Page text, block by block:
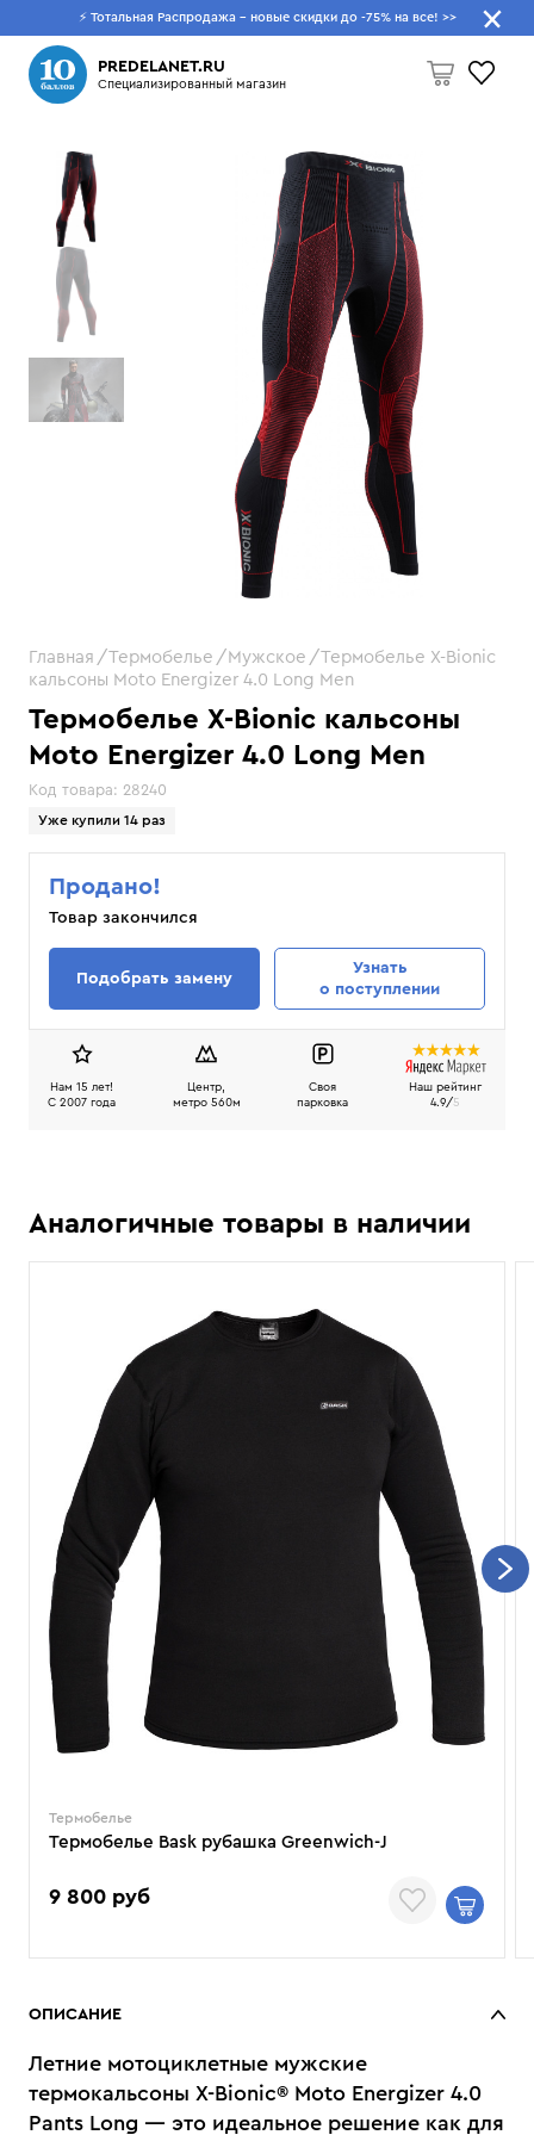
⚡ Тотальная Распродажа - новые скидки до -75% на все! >>
PREDELANET.RU
Специализированный магазин
Пусто
Что будем искать?
Термобелье X-Bionic кальсоны
Moto Energizer 4.0 Long Men
Код товара: 28240
Уже купили 14 раз
Главная Термобелье Мужское
Термобелье X-Bionic
кальсоны Moto Energizer 4.0 Long Men
Продано!
Товар закончился
Подобрать замену
Узнать
о поступлении
Нам 15 лет!
C 2007 года
Центр,
метро 560м
Своя
парковка
Наш рейтинг
4.9/5
Аналогичные товары в наличии
Термобелье
Термобелье Bask рубашка Greenwich-J
9 800 руб
ОПИСАНИЕ
Летние мотоциклетные мужские
термокальсоны X-Bionic® Moto Energizer 4.0
Pants Long — это идеальное решение как для